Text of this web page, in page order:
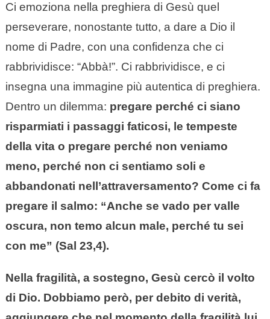
Ci emoziona nella preghiera di Gesù quel
perseverare, nonostante tutto, a dare a Dio il
nome di Padre, con una confidenza che ci
rabbrividisce: “Abbà!”. Ci rabbrividisce, e ci
insegna una immagine più autentica di preghiera.
Dentro un dilemma: pregare perché ci siano
risparmiati i passaggi faticosi, le tempeste
della vita o pregare perché non veniamo
meno, perché non ci sentiamo soli e
abbandonati nell’attraversamento? Come ci fa
pregare il salmo: “Anche se vado per valle
oscura, non temo alcun male, perché tu sei
con me” (Sal 23,4).
Nella fragilità, a sostegno, Gesù cercò il volto
di Dio. Dobbiamo però, per debito di verità,